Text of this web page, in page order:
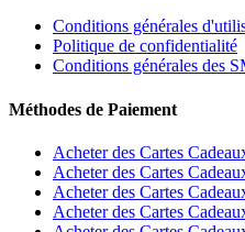
Conditions générales
Politique de confidentialité
Conditions générales des
Méthodes de Paiement
Acheter des Cartes
Acheter des Cartes
Acheter des Cartes
Acheter des Cartes